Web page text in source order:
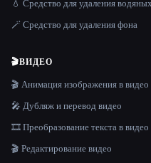
💧 Средство для удаления
🪄 Средство для удаления фона
🎬ВИДЕО
🎬 Анимация изображения в видео
🎤 Дубляж и перевод видео
🎞️ Преобразование текста в видео
🎬 Редактирование видео